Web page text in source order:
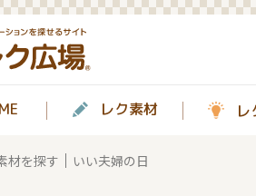
レク素材 レ
材を探す いい夫婦の日